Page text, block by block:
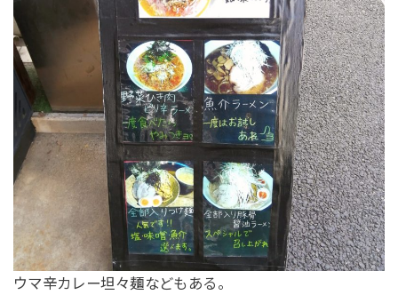
ウマ辛カレー坦々麺などもある。